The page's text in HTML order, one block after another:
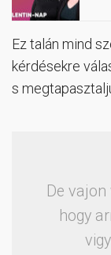
Ez talán mind
kérdésekre
s
De
hogy